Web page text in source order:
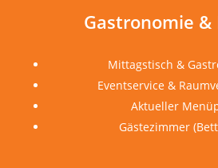
Gastronomie &
Mittagstisch &
Eventservice &
Aktueller
Gästezimmer